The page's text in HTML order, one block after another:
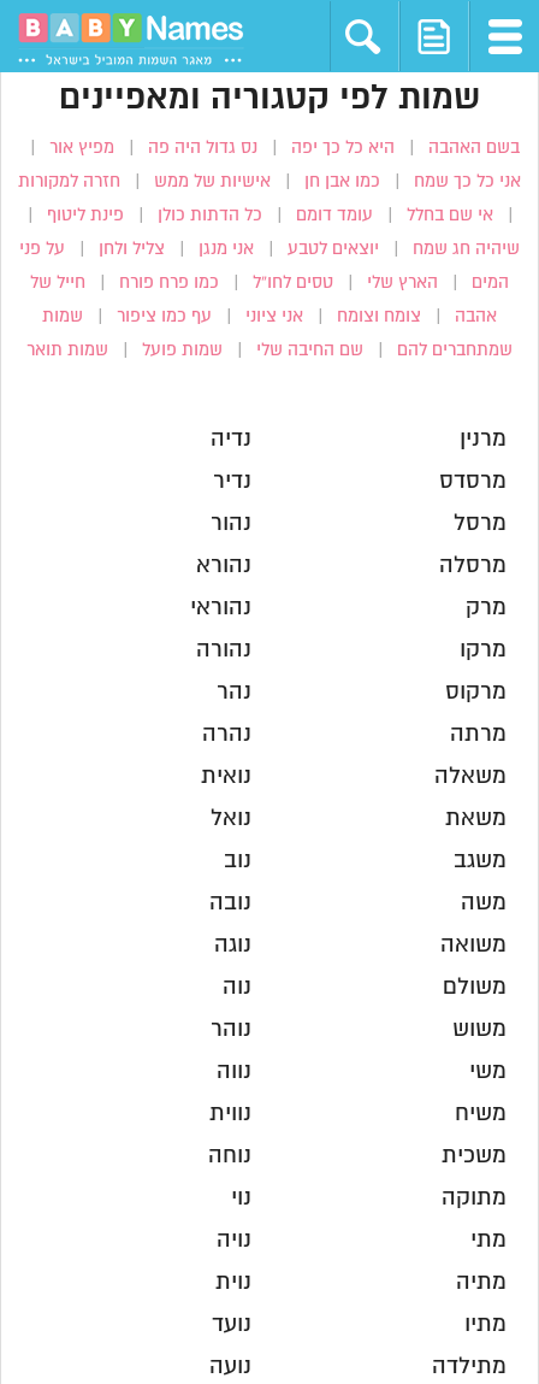
שמות לפי קטגוריה ומאפיינים
בשם האהבה היא כל כך יפה נס גדול היה פה מפיץ אור
אני כל כך שמח כמו אבן חן אישיות של ממש חזרה למקורות
|אי שם בחלל עומד דומם כל הדתות כולן פינת ליטוף
שיהיה חג שמח יוצאים לטבע אני מנגן צליל ולחן על פני
המים הארץ שלי טסים לחו”ל כמו פרח פורח חייל של
אהבה צומח וצומח אני ציוני עף כמו ציפור שמות
שמתחברים להם שם החיבה שלי שמות פועל שמות תואר
מרנין
מרסדס
מרסל
מרסלה
מרק
מרקו
מרקוס
מרתה
משאלה
משאת
משגב
משה
משואה
משולם
משוש
משי
משיח
משכית
מתוקה
מתי
מתיה
מתיו
מתילדה
נדיה
נדיר
נהור
נהורא
נהוראי
נהורה
נהר
נהרה
נואית
נואל
נוב
נובה
נוגה
נוה
נוהר
נווה
נווית
נוחה
נוי
נויה
נוית
נועד
נועה